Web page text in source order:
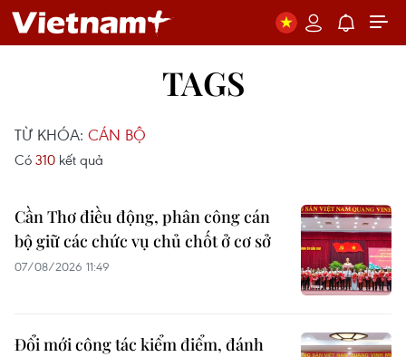
TAGS
TỪ KHÓA: CÁN BỘ
Có 310 kết quả
Cần Thơ điều động, phân công cán
bộ giữ các chức vụ chủ chốt ở cơ sở
07/08/2026 11:49
Đổi mới công tác kiểm điểm, đánh